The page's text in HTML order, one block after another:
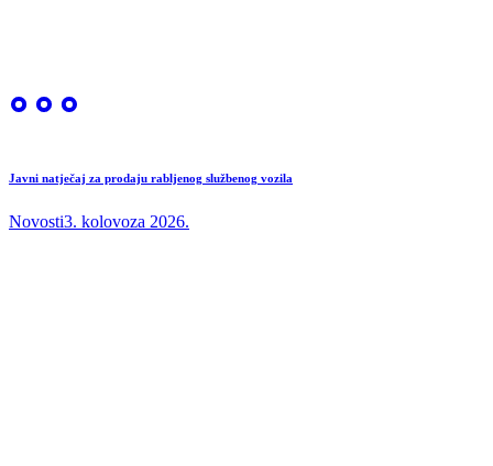
Javni natječaj za prodaju rabljenog službenog vozila
Novosti3. kolovoza 2026.